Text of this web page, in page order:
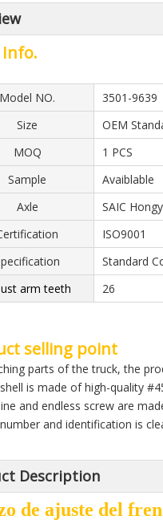
Info.
Model NO. 3501-9639
Size
OEM
MOQ
1 PCS
Sample
Avaiblable
Axle
SAIC
ISO9001
Standard
arm teeth
26
selling point
parts of the truck, the
is made of high-quality
and endless screw are
and identification is
Description
de ajuste del